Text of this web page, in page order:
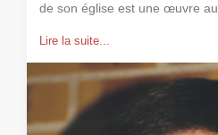
de son église est une œuvre
Lire la suite...